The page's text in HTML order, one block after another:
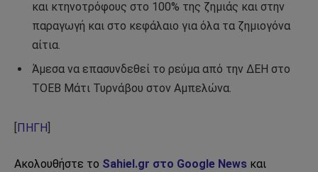
και κτηνοτρόφους στο 100% της ζημιάς και στην
παραγωγή και στο κεφάλαιο για όλα τα ζημιογόνα
αίτια.
Άμεσα να επασυνδεθεί το ρεύμα από την ΔΕΗ στο
ΤΟΕΒ Μάτι Τυρνάβου στον Αμπελώνα.
ΠΗΓΗ
Ακολουθήστε το Sahiel.gr στο Google News και